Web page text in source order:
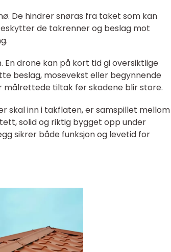
De hindrer snøras fra taket som kan
de takrenner og beslag mot
drone kan på kort tid gi oversiktlige
beslag, mosevekst eller begynnende
tiltak før skadene blir store.
skal inn i takflaten, er samspillet mellom
solid og riktig bygget opp under
sikrer både funksjon og levetid for